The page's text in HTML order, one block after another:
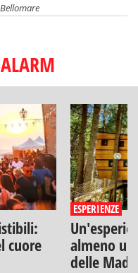
cuore
ESPERIENZE
almeno
delle